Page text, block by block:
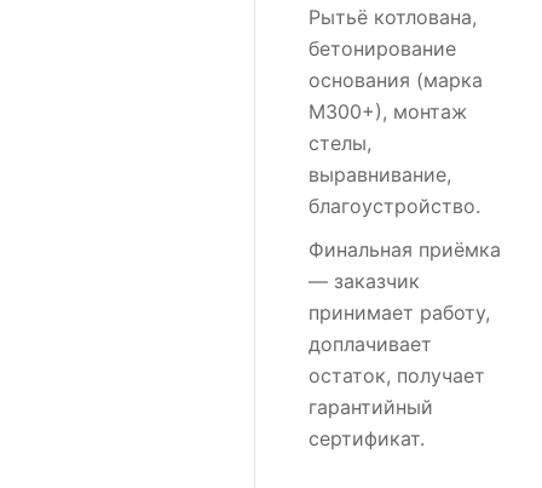
Рытьё котлована,
бетонирование
основания (марка
М300+), монтаж
стелы,
выравнивание,
благоустройство.
Финальная приёмка
— заказчик
принимает работу,
доплачивает
остаток, получает
гарантийный
сертификат.